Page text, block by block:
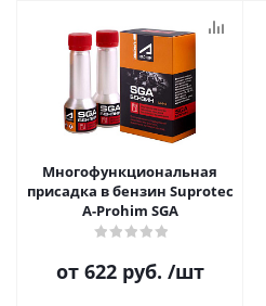
Многофункциональная
присадка в бензин Suprotec
A-Prohim SGA
от 622 руб. /шт